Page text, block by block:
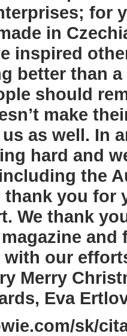
for
in
inspired
better than
should
make
as well. In
hard and
the
thank you
We thank
our
Merry
Eva
sk/